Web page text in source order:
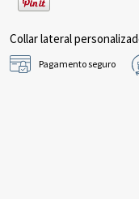
Collar lateral
Pagamento seguro